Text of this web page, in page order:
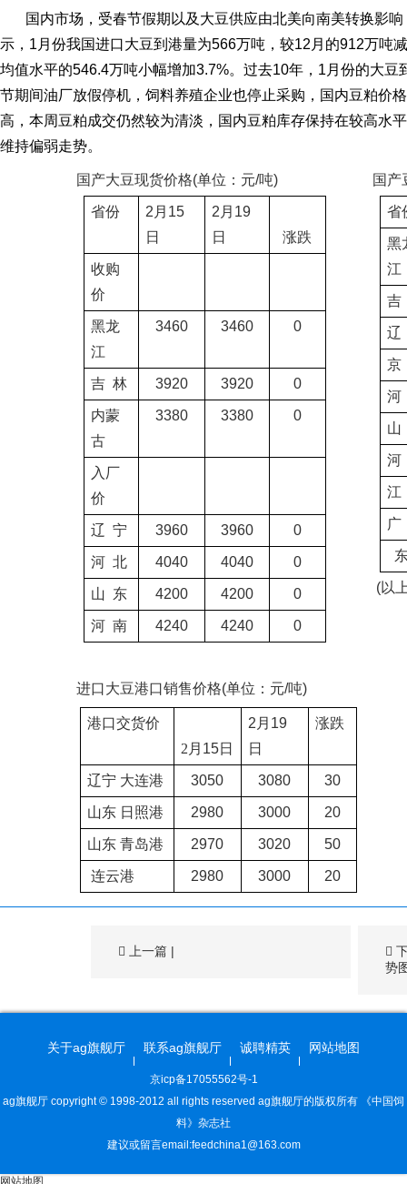
国内市场，受春节假期以及大豆供应由北美向南美转换影
示， 1 月份我国进口大豆到港量为566万吨，较12 月的912万吨
均值水平的546.4万吨小幅增加3.7%。过去10年， 1 月份的大豆
节期间油厂放假停机，饲料养殖企业也停止采购，国内豆粕价
高，本周豆粕成交仍然较为清淡，国内豆粕库存保持在较高水
维持偏弱走势。
国产大豆现货价格(单位：元/吨)
省份 2 月 15
日
2 月 19
日
涨跌
收购
价
黑龙
江
3460 3460 0
吉 林 3920 3920 0
内蒙
古
3380 3380 0
入厂
价
辽 宁 3960 3960 0
河 北 4040 4040 0
山 东 4200 4200 0
河 南 4240 4240 0
进口大豆港口销售价格(单位：元/吨)
港口交货价
2 月 15日
2 月 19
日
涨跌
辽宁 大连港 3050 3080 30
山东 日照港 2980 3000 20
山东 青岛港 2970 3020 50
连云港 2980 3000 20
国产
省
黑
江
吉
辽
京
河
山
河
江
广
(以
上一篇 |
势
关于ag旗舰厅 联系ag旗舰厅 诚聘精英 网站地图
京icp备17055562号-1
ag旗舰厅 copyright © 1998-2012 all rights reserved ag旗舰厅的版权所有 《中国饲
料》杂志社
建议或留言email:feedchina1@163.com
网站地图